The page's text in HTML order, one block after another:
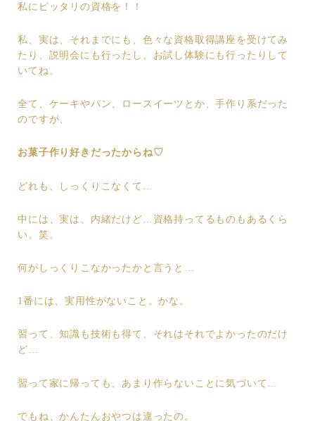
私にピッタリの資格を！！
私、実は、それまでにも、色々な資格取得講座を受けてみ
たり、説明会にも行ったし、お試し体験にも行ったりして
いてね。
全て、ケーキやパン、ロースイーツとか、手作り系だった
のですが、
お菓子作り好きだったからね♡
どれも、しっくりこなくて…
中には、実は、内緒だけど…資格持ってるものもあるくら
い。笑。
何がしっくりこなかったかと言うと…
1番には、実用性がないこと。かな。
習って、知識も技術も得て、それはそれでよかったのだけ
ど…
習って家に帰っても、あまり作らないことに気づいて…
でもね、かんたんおやつは違ったの。